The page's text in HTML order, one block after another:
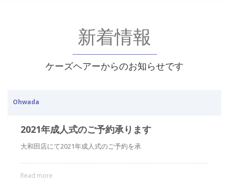
新着情報
ケーズヘアーからのお知らせです
Ohwada
2021年成人式のご予約承ります
大和田店にて2021年成人式のご予約を承
Read more